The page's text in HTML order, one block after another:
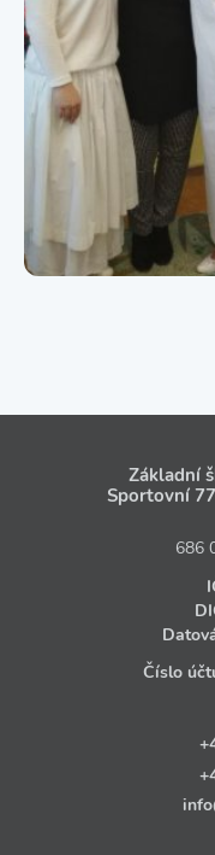
Základní
Sportovní
686
Číslo